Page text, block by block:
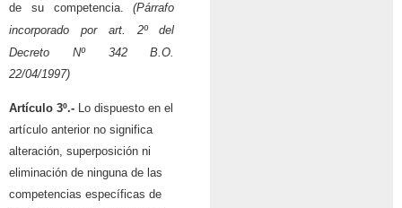
de su competencia.(Párrafo
incorporado por art. 2º del
Decreto Nº 342B.O.
22/04/1997)
Artículo 3º.- Lo dispuesto en el
artículo anterior no significa
alteración, superposición ni
eliminación de ninguna de las
competencias específicas de